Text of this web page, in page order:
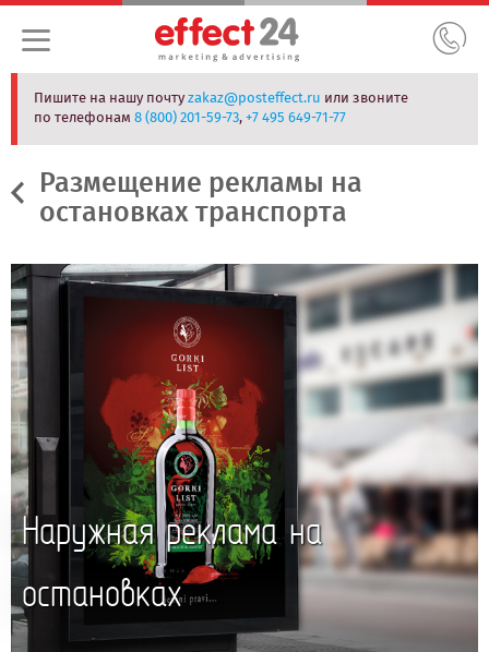
Пишите на нашу почтуzakaz@posteffect.ru или звоните
по телефонам8 (800) 201-59-73,+7 495 649-71-77
Размещение рекламы на
остановках транспорта
Наружная реклама на
остановках